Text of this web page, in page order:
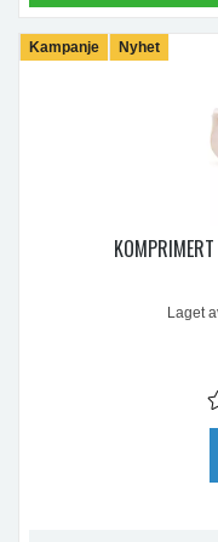
Kampanje Nyhet
Laget